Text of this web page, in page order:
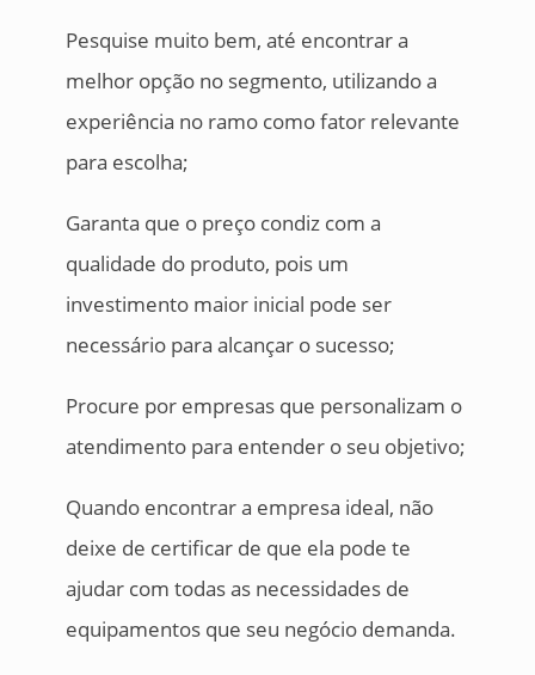
Pesquise muito bem, até encontrar a
melhor opção no segmento, utilizando a
experiência no ramo como fator relevante
para escolha;
Garanta que o preço condiz com a
qualidade do produto, pois um
investimento maior inicial pode ser
necessário para alcançar o sucesso;
Procure por empresas que personalizam o
atendimento para entender o seu objetivo;
Quando encontrar a empresa ideal, não
deixe de certificar de que ela pode te
ajudar com todas as necessidades de
equipamentos que seu negócio demanda.